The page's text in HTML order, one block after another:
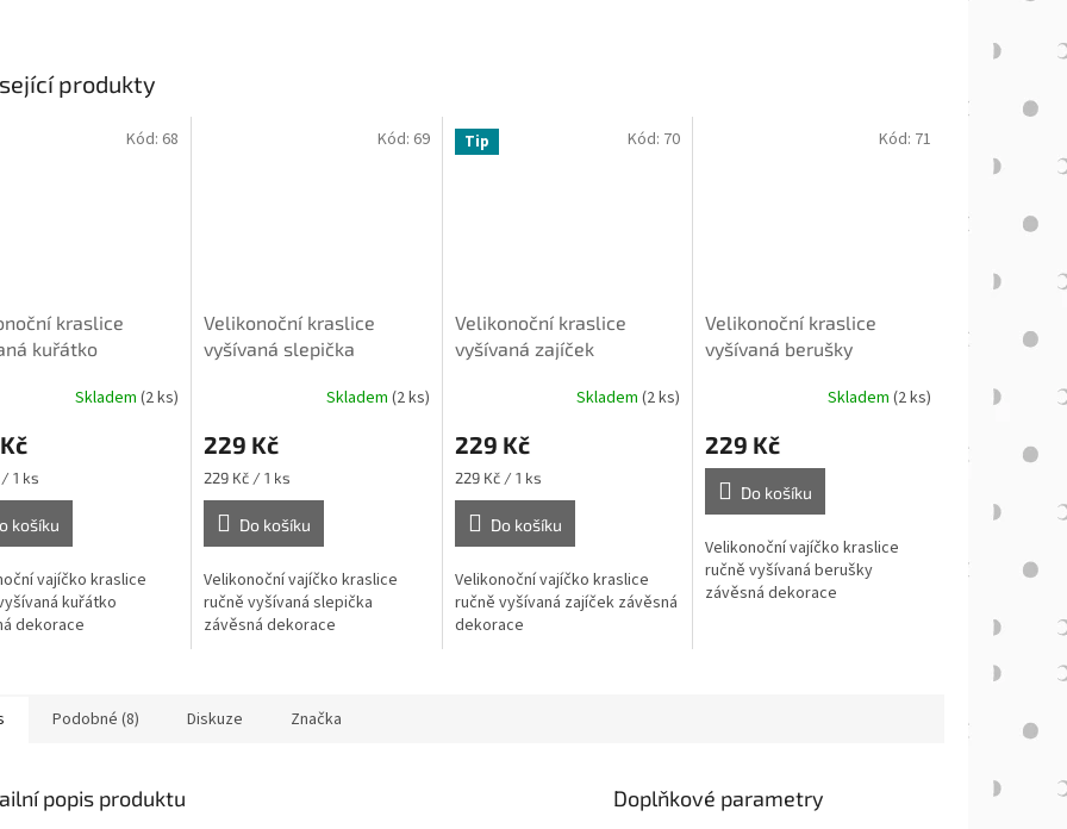
produkty
kraslice
kuřátko
Skladem (2 ks)
1 ks
košíku
vajíčko kraslice
kuřátko
dekorace
Kód: 68
Velikonoční kraslice
vyšívaná slepička
Skladem (2 ks)
229 Kč
Měrná
cena:
229 Kč / 1 ks
Do košíku
Velikonoční vajíčko kraslice
ručně vyšívaná slepička
závěsná dekorace
Kód: 69 Tip
Velikonoční kraslice
vyšívaná zajíček
Skladem(2 ks)
229 Kč
Měrná
cena:
229 Kč / 1 ks
Do košíku
Velikonoční vajíčko kraslice
ručně vyšívaná zajíček závěsná
dekorace
Kód: 70
Velikonoční kraslice
vyšívaná berušky
Skladem (2 ks)
229 Kč
Do košíku
Velikonoční vajíčko kraslice
ručně vyšívaná berušky
závěsná dekorace
Kód: 71
Podobné (8) Diskuze Značka
popis produktu Doplňkové parametry